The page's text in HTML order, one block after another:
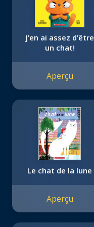
J’en ai assez d’être
un chat!
Aperçu
Le chat de la lune
Aperçu